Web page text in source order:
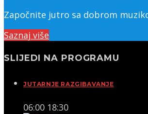
Započnite jutro sa dobrom
Saznaj više
SLIJEDI NA PROGRAMU
JUTARNJE RAZGIBAVANJE
06:00 18:30